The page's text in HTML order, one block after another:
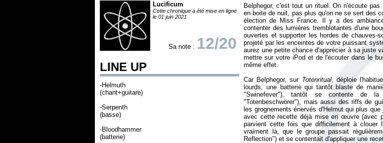
Lucificum
Cette chronique a été mise en ligne
le 01 juin 2021
Sa note : 12/20
LINE UP
-Helmuth
(chant+guitare)
-Serpenth
(basse)
-Bloodhammer
(batterie)
Belphegor, c'est tout un rituel. On n'écoute
en boite de nuit, pas plus qu'on ne se sert des
élection de Miss France. Il y a des
contenter des lumières tremblotantes d'une
ouvertes et supporter les hordes de chauves-
projeté par les enceintes de votre puissant
aurez une petite chance d'apprécier à sa juste
mettre sur votre iPod et de l'écouter dans le
même effet.
Car Belphegor, sur Totenritual, déploie
lourds, une batterie qui tantôt blaste de
"Swinefever"), tantôt se contente de la
"Totenbeschwörer"), mais aussi des riffs de
les grognements énervés d'Helmut qui plus
avec cette recette déjà mise en œuvre (avec
parvient cette fois que difficilement à clouer
vraiment là, que le groupe passait
Reflection") et se contentait d'appliquer une